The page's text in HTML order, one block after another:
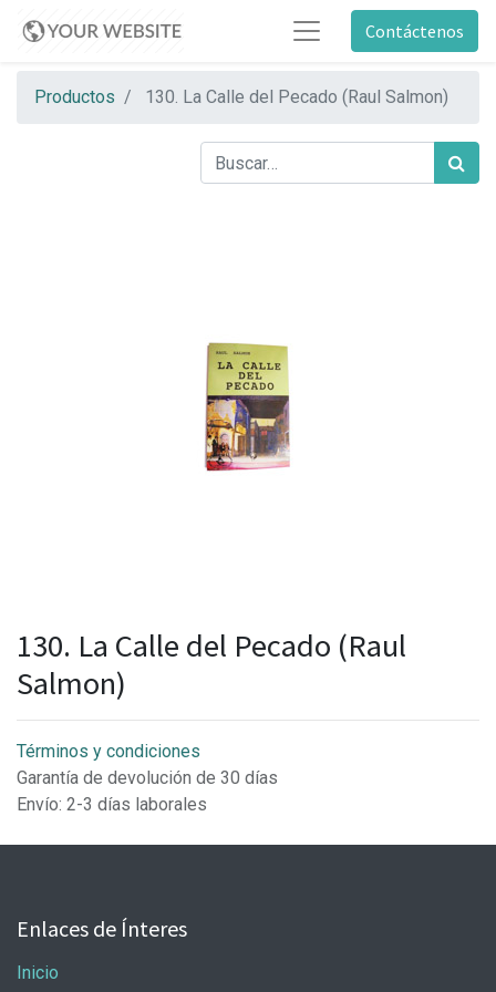
Contáctenos
Productos 130. La Calle del Pecado (Raul Salmon)
130. La Calle del Pecado (Raul
Salmon)
Términos y condiciones
Garantía de devolución de 30 días
Envío: 2-3 días laborales
Enlaces de Ínteres
Inicio